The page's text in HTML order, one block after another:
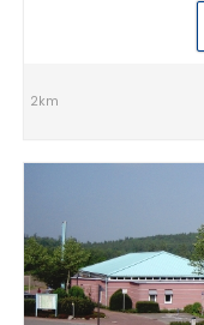
2km